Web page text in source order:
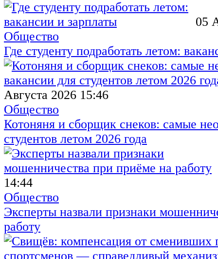
05
Общество
Где студенту подработать летом:
Августа 2026 15:46
Общество
Котоняня и сборщик снеков: самые
студентов летом 2026 года
14:44
Общество
Эксперты назвали признаки
работу